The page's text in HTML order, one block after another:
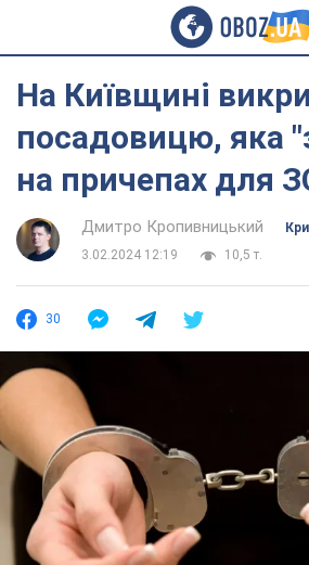
На Київщині
посадовицю, яка
на причепах для
Дмитро Кропивницький
3.02.2024 12:19
10,5 т.
30